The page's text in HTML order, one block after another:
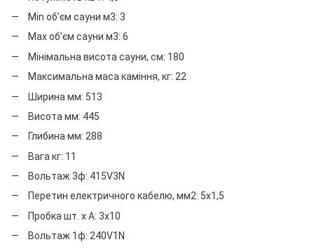
Мin об’єм сауни м3: 3
Мax об’єм сауни м3: 6
Мінімальна висота сауни, см: 180
Максимальна маса каміння, кг: 22
Ширина мм: 513
Висота мм: 445
Глибина мм: 288
Вага кг: 11
Вольтаж 3ф: 415V3N
Перетин електричного кабелю, мм2: 5x1,5
Пробка шт. х А: 3x10
Вольтаж 1ф: 240V1N